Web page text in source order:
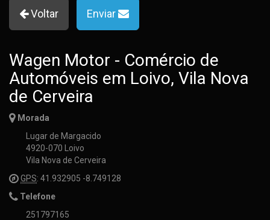
Voltar Enviar
Wagen Motor - Comércio de
Automóveis em Loivo, Vila Nova
de Cerveira
Morada
Lugar de Margacido
4920-070 Loivo
Vila Nova de Cerveira
GPS: 41.932905 -8.749128
Telefone
251797165